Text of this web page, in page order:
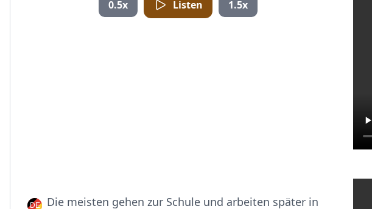
0.5x Listen 1.5x
Die meisten gehen zur Schule und arbeiten später in